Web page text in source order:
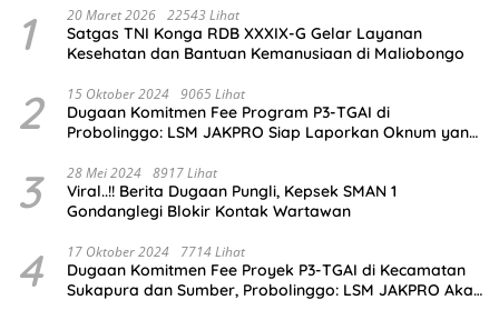
1 20 Maret 2026 22543 Lihat
Satgas TNI Konga RDB XXXIX-G Gelar Layanan
Kesehatan dan Bantuan Kemanusiaan di Maliobongo
2 15 Oktober 2024 9065 Lihat
Dugaan Komitmen Fee Program P3-TGAI di
Probolinggo: LSM JAKPRO Siap Laporkan Oknum yang
3 28 Mei 2024 8917 Lihat
Viral..!! Berita Dugaan Pungli, Kepsek SMAN 1
Gondanglegi Blokir Kontak Wartawan
4 17 Oktober 2024 7714 Lihat
Dugaan Komitmen Fee Proyek P3-TGAI di Kecamatan
Sukapura dan Sumber, Probolinggo: LSM JAKPRO Akan